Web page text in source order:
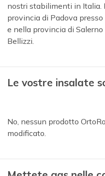
nostri stabilimenti in Italia.
provincia di Padova
e nella provincia di
Bellizzi.
Le vostre insalate
No, nessun prodotto
modificato.